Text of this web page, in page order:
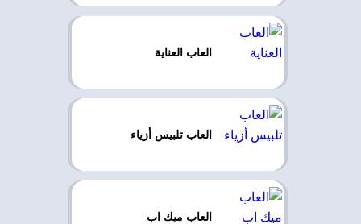
العاب العناية
العاب تلبيس أزياء
العاب ميك اب